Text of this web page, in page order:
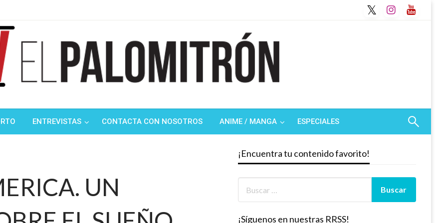
ENTREVISTAS CONTACTA CON NOSOTROS ANIME / MANGA ESPECIALES
UN
¡Encuentra tu contenido favorito!
¡Síguenos en nuestras RRSS!